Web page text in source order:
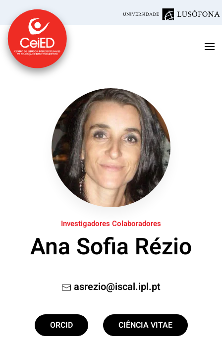
Saltar para o conteúdo principal
Investigadores Colaboradores
Ana Sofia Rézio
asrezio@iscal.ipl.pt
ORCID CIÊNCIA VITAE